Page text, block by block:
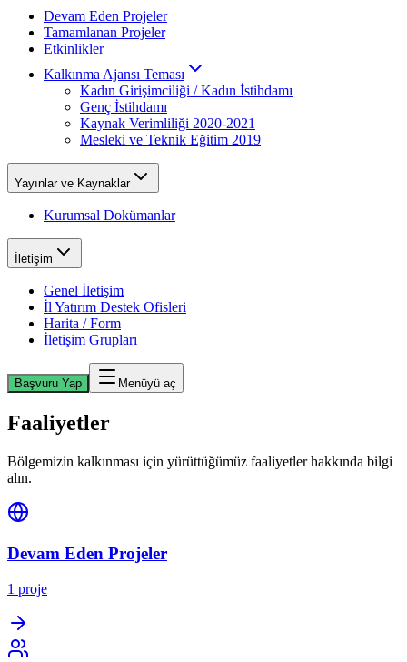
Devam Eden Projeler
Tamamlanan Projeler
Etkinlikler
Kalkınma Ajansı Teması
Kadın Girişimciliği / Kadın İstihdamı
Genç İstihdamı
Kaynak Verimliliği 2020-2021
Mesleki ve Teknik Eğitim 2019
Yayınlar ve Kaynaklar
Kurumsal Dokümanlar
İletişim
Genel İletişim
İl Yatırım Destek Ofisleri
Harita / Form
İletişim Grupları
Başvuru Yap Menüyü aç
Faaliyetler
Bölgemizin kalkınması için yürüttüğümüz faaliyetler hakkında bilgi
alın.
Devam Eden Projeler
1 proje